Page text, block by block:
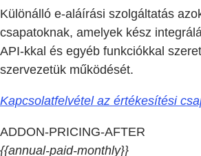
Különálló e-aláírási szolgáltatás
csapatoknak, amelyek kész
API-kkal és egyéb funkciókkal
szervezetük működését.
Kapcsolatfelvétel az értékesítési
ADDON-PRICING-AFTER
{{annual-paid-monthly}}